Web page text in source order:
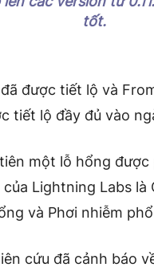
tốt.
được tiết lộ và
tiết lộ đầy đủ vào
một lỗ hổng
Lightning Labs là
và Phơi nhiễm
cứu đã cảnh báo